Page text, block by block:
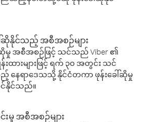
ဆိုနိုင်သည့် အစီအစဉ်များ
ဆိုမှု အစီအစဉ်ဖြင့် သင်သည် Viber ၏
ားများဖြင့် ရက် ၃၀ အတွင်း သင်
နေရာဒေသသို့ နိုင်ငံတကာ ဖုန်းခေါ်ဆိုမှု
င်နိုင်သည်။
မှု အစီအစဉ်များ